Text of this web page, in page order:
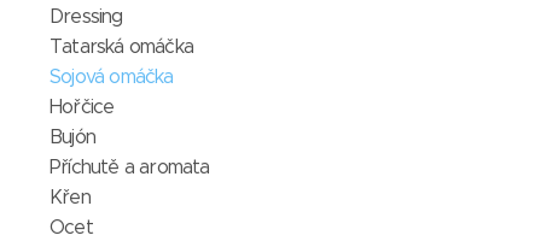
Dressing
Tatarská omáčka
Sojová omáčka
Hořčice
Bujón
Příchutě a aromata
Křen
Ocet